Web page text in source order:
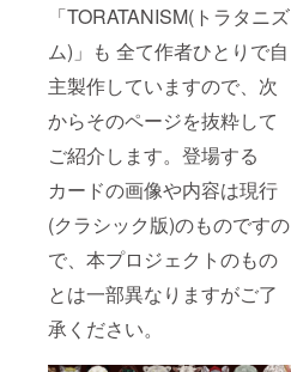
「TORATANISM(トラタニズ
ム)」も 全て作者ひとりで自
主製作していますので、次
からそのページを抜粋して
ご紹介します。登場する
カードの画像や内容は現行
(クラシック版)のものですの
で、本プロジェクトのもの
とは一部異なりますがご了
承ください。